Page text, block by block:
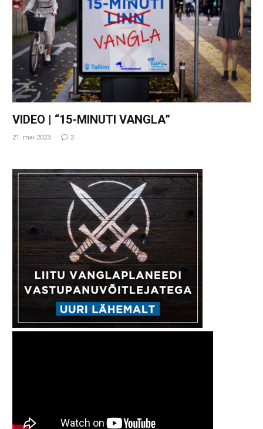
VIDEO | “15-MINUTI VANGLA”
21. mai 2023 2